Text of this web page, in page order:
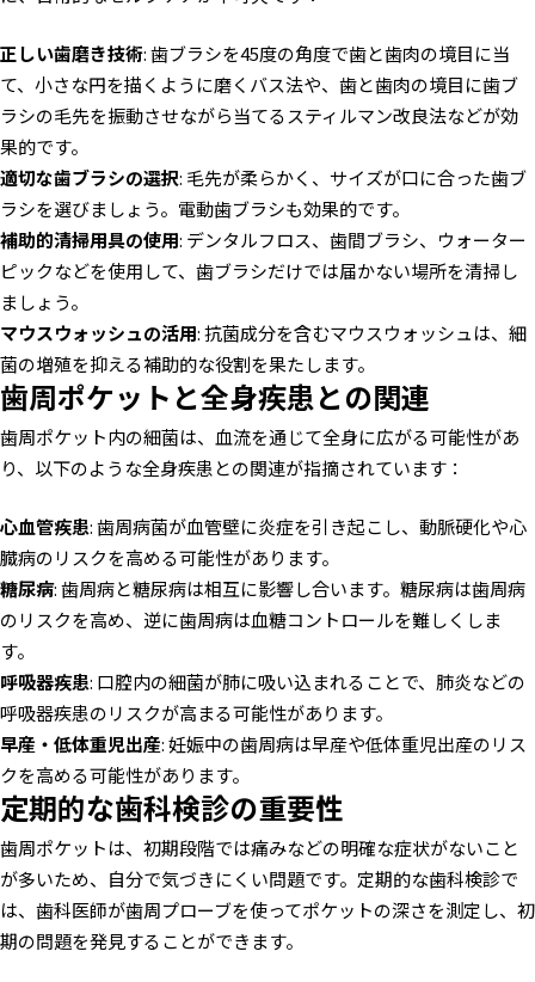
正しい歯磨き技術: 歯ブラシを45度の角度で歯と歯肉の境目に当
て、小さな円を描くように磨くバス法や、歯と歯肉の境目に歯ブ
ラシの毛先を振動させながら当てるスティルマン改良法などが効
果的です。
適切な歯ブラシの選択: 毛先が柔らかく、サイズが口に合った歯ブ
ラシを選びましょう。電動歯ブラシも効果的です。
補助的清掃用具の使用: デンタルフロス、歯間ブラシ、ウォーター
ピックなどを使用して、歯ブラシだけでは届かない場所を清掃し
ましょう。
マウスウォッシュの活用: 抗菌成分を含むマウスウォッシュは、細
菌の増殖を抑える補助的な役割を果たします。
歯周ポケットと全身疾患との関連
歯周ポケット内の細菌は、血流を通じて全身に広がる可能性があ
り、以下のような全身疾患との関連が指摘されています：
心血管疾患: 歯周病菌が血管壁に炎症を引き起こし、動脈硬化や心
臓病のリスクを高める可能性があります。
糖尿病: 歯周病と糖尿病は相互に影響し合います。糖尿病は歯周病
のリスクを高め、逆に歯周病は血糖コントロールを難しくしま
す。
呼吸器疾患: 口腔内の細菌が肺に吸い込まれることで、肺炎などの
呼吸器疾患のリスクが高まる可能性があります。
早産・低体重児出産: 妊娠中の歯周病は早産や低体重児出産のリス
クを高める可能性があります。
定期的な歯科検診の重要性
歯周ポケットは、初期段階では痛みなどの明確な症状がないこと
が多いため、自分で気づきにくい問題です。定期的な歯科検診で
は、歯科医師が歯周プローブを使ってポケットの深さを測定し、初
期の問題を発見することができます。